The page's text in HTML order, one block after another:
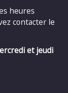
heures
contacter le
et jeudi